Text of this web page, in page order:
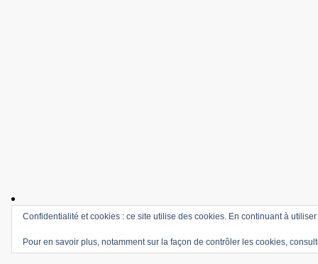
Confidentialité et cookies : ce site utilise des cookies. En continuant à
Pour en savoir plus, notamment sur la façon de contrôler les cookies,